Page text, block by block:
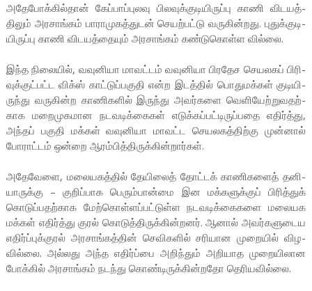
அதே­போக்­கில்தான் கேப்­பாப்­பு­லவு பில­வுக்­கு­டி­யி­ருப்பு காணி விட­யத்­
திலும் அர­சாங்கம் பாரா­மு­கத்­துடன் செயற்­பட்டு வரு­கின்­றது. புதுக்­கு­டி­
யி­ருப்பு காணி விட­யத்­தையும் அர­சாங்கம் கண்­டு­கொள்ள வில்லை.
இந்த நிலையில், வவு­னியா மாவட்டம் வவு­னியா பிர­தேச செய­லகப் பிரி­
வுக்குட்­பட்ட விக்ஸ் காட்­டுப்­ப­குதி என்ற இடத்தில் பொது­மக்கள் குடி­யி­
ருந்து வரு­கின்ற காணி­களில் இருந்து அவர்­களை வெளி­யேற்­று­வ­தற்­
காக மறை­மு­க­மான நட­வ­டிக்­கைகள் எடுக்­கப்­பட்­டி­ருப்­பதை எதிர்த்து,
அந்தப் பகுதி மக்கள் வவு­னியா மாவட்ட செய­ல­கத்­திற்கு முன்னால்
போராட்டம் ஒன்றை ஆரம்­பித்­தி­ருக்­கின்­றார்கள்.
அதே­வேளை, மலை­ய­கத்தில் தேயிலைத் தோட்டக் காணி­களைத் தனி­
யா­ருக்கு – குறிப்­பாக பெரும்­பான்மை இன மக்­க­ளுக்குப் பிரித்துக்
கொடுப்­ப­தற்­காக மேற்­கொள்­ளப்­பட்­டுள்ள நட­வ­டிக்­கை­களை மலை­யக
மக்கள் எதிர்த்து குரல் கொடுத்­தி­ருக்­கின்­றனர். ஆனால் அவர்­க­ளு­டைய
எதிர்ப்­புக்­குரல் அர­சாங்­கத்தின் செவி­களில் சரி­யான முறையில் விழ­
வில்லை. அல்­லது அந்த எதிர்ப்பை அறிந்தும் அறி­யாத முறை­யி­லான
போக்கில் அர­சாங்கம் நடந்து கொண்­டி­ருக்­கின்­றதோ தெரி­ய­வில்லை.